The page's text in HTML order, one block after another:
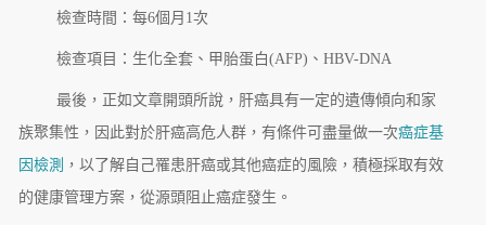
檢查時間：每6個月1次
檢查項目：生化全套、甲胎蛋白(AFP)、HBV-DNA
最後，正如文章開頭所說，肝癌具有一定的遺傳傾向和家
族聚集性，因此對於肝癌高危人群，有條件可盡量做一次癌症基
因檢測 ，以了解自己罹患肝癌或其他癌症的風險，積極採取有效
的健康管理方案，從源頭阻止癌症發生。